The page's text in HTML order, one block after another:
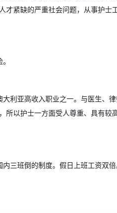
才紧缺的严重社会问题，从事护士
利亚高收入职业之一。与医生、
所以护士一方面受人尊重、具有较
三班倒的制度。假日上班工资双倍